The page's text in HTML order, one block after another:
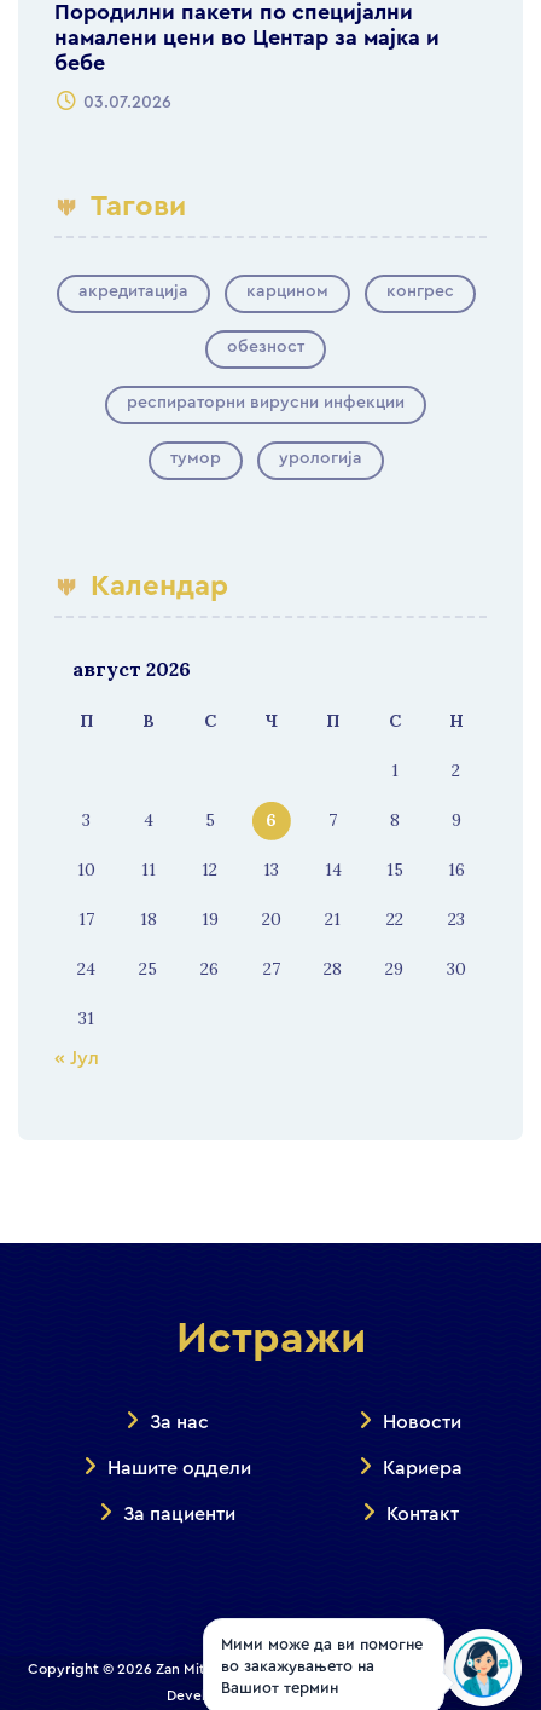
Породилни пакети по специјални
намалени цени во Центар за мајка и
бебе
03.07.2026
Тагови
акредитација карцином конгрес
обезност
респираторни вирусни инфекции
тумор урологија
Календар
август 2026
П В С Ч П С Н
1 2
3 4 5 6 7 8 9
10 11 12 13 14 15 16
17 18 19 20 21 22 23
24 25 26 27 28 29 30
31
« Јул
Истражи
За нас
Нашите оддели
За пациенти
Новости
Кариера
Контакт
Copyright © 2026 Zan Mitrev Clinic | All Rights Reserved. Designed and
Developed byCreative House
Мими може да ви помогне
во закажувањето на
Вашиот термин